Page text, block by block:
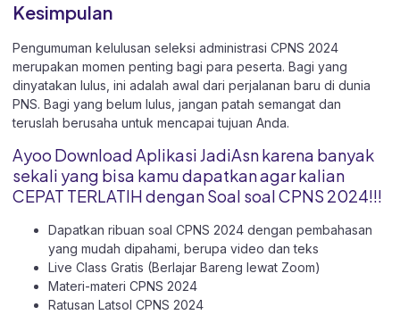
Kesimpulan
Pengumuman kelulusan seleksi administrasi CPNS 2024
merupakan momen penting bagi para peserta. Bagi yang
dinyatakan lulus, ini adalah awal dari perjalanan baru di dunia
PNS. Bagi yang belum lulus, jangan patah semangat dan
teruslah berusaha untuk mencapai tujuan Anda.
Ayoo Download Aplikasi JadiAsn karena banyak
sekali yang bisa kamu dapatkan agar kalian
CEPAT TERLATIH dengan Soal soal CPNS 2024!!!
Dapatkan ribuan soal CPNS 2024 dengan pembahasan
yang mudah dipahami, berupa video dan teks
Live Class Gratis (Berlajar Bareng lewat Zoom)
Materi-materi CPNS 2024
Ratusan Latsol CPNS 2024